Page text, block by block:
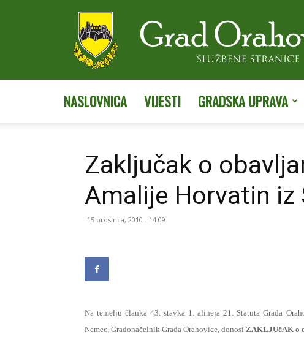
NASLOVNICA VIJESTI GRADSKA UPRAVA
Zaključak o
Amalije Horvatin iz
15 prosinca, 2010 - 14:09
Na temelju članka 43. stavka 1. alineja 21. Statuta Grada
Nemec, Gradonačelnik Grada Orahovice, donosi ZAKLJUčAK o